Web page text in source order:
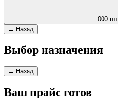
000 шт.
← Назад
Выбор назначения
← Назад
Ваш прайс готов